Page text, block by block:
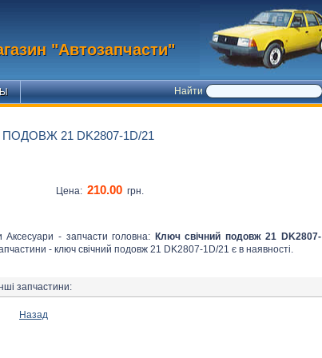
"Автозапчасти"
Найти
21 DK2807-1D/21
Цена: 210.00 грн.
Аксесуари - запчасти головна: Ключ свічний подовж 21 DK2807-
- ключ свічний подовж 21 DK2807-1D/21 є в наявності.
запчастини:
Назад